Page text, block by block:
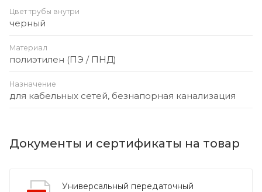
Цвет трубы внутри
черный
Материал
полиэтилен (ПЭ / ПНД)
Назначение
для кабельных сетей, безнапорная канализация
Документы и сертификаты на товар
Универсальный передаточный